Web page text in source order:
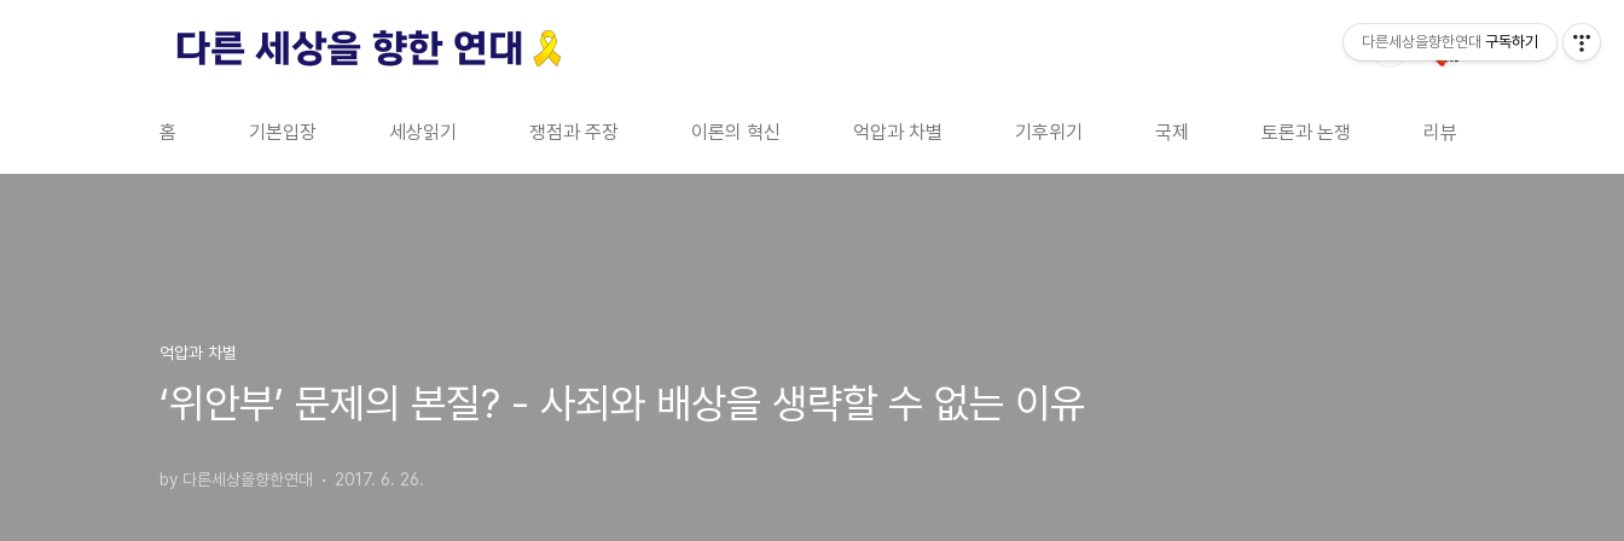
홈 기본입장 세상읽기 쟁점과 주장 이론의 혁신 억압과 차별 기후위기 국제 토론과 논쟁 리뷰
억압과 차별
‘위안부’ 문제의 본질? - 사죄와 배상을 생략할 수 없는 이유
by 다른세상을향한연대 2017. 6. 26.
다른세상을향한연대 구독하기